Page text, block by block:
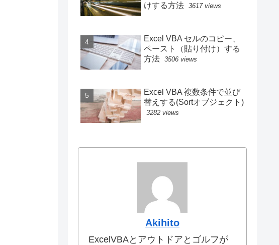
けする方法 3617 views
Excel VBA セルのコピー、
ペースト（貼り付け）する
方法 3506 views
Excel VBA 複数条件で並び
替えする(Sortオブジェクト)
3282 views
Akihito
ExcelVBAとアウトドアとゴルフが